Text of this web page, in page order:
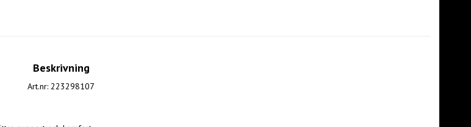
Beskrivning
Art.nr: 223298107